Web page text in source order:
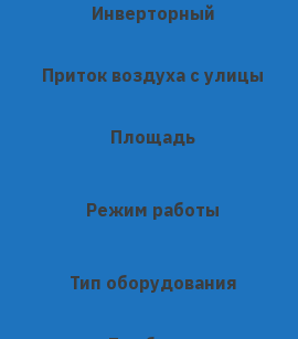
Инверторный
Приток воздуха с улицы
Площадь
Режим работы
Тип оборудования